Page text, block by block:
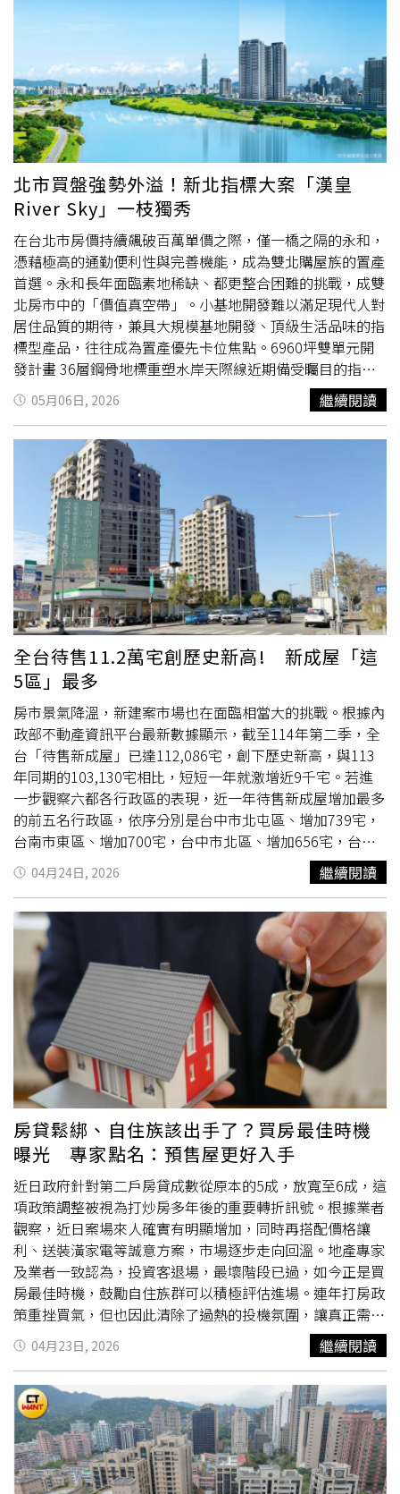
優勢明顯。此次營造工程由華熊營造承攬，華熊營造董事長
新屋忠彥表示，將以打造地標建築的精神，為南京東路塑造
具代表性的城市門面。他也指出，華熊在台代表作包括新光
摩天大樓、台北101及陶朱隱園，具備豐富高樓與鋼構施工
經驗。在建築規劃方面，「睿泰曜」採SRC與SC鋼骨結構，
並結合CFT柱內灌漿工法，強化耐震性能。未來完工後，中
高樓層可望遠眺信義計畫區，與台北101形成景觀軸線。
「睿泰曜」基地面積約298坪，規劃地上21層建築，總戶數
121戶，產品為1至3房、21至51坪，預計今年9月動工、
2030年上半年完工。根據實價登錄顯示，近一年平均單價
約每坪157.23萬元，最高成交單價達171.58萬元，創下南京
三民站周邊新高。負責銷售的聯碩地產專案經理何悅生表
示，該案自去年12月5日潛銷以來，銷售率已接近5成，購
屋族群以松山在地客為主，並吸引大安、信義區換屋族，以
及科技業、自營商與資產族群進場。何悅生分析，近一年台
股大漲逾2萬點、漲幅接近倍增，帶動部分投資人獲利了
結，轉向具保值特性的房地產市場。相較股市波動，房產具
備較低風險與抗跌特性，加上政策環境趨於友善，帶動資金
回流房市。
北市買盤強勢外溢！新北指標大案「漢皇
River Sky」一枝獨秀
在台北市房價持續飆破百萬單價之際，僅一橋之隔的永和，
憑藉極高的通勤便利性與完善機能，成為雙北購屋族的置產
首選。永和長年面臨素地稀缺、都更整合困難的挑戰，成雙
北房市中的「價值真空帶」。小基地開發難以滿足現代人對
居住品質的期待，兼具大規模基地開發、頂級生活品味的指
標型產品，往往成為置產優先卡位焦點。6960坪雙單元開
發計畫 36層鋼骨地標重塑水岸天際線近期備受矚目的指標
公辦都更案-大陳地區睽違五年，迎來全新預售個案「漢皇
River Sky」，相較永和過往新案多為百坪至數百坪的小基地
開發，該案以大基地整體開發、百米水岸景觀等優勢，重新
梳理城市街廓，不僅翻轉既有老舊市容，更以36層SRC鋼骨
地標建築群，重塑區域天際線，成為少數具備「城市再造規
模」的代表性鉅作。北市買盤強勢外溢！新北指標大案「漢
皇River Sky」一枝獨秀。（圖片提供／漢皇）在地與置產買
盤雙重支撐 首期開出紅盤市場觀察指出，永和長年累積穩
定且強勁的在地買盤，隨著政策面逐步鬆綁第二屋貸款條
件，資產型買盤回流跡象明顯，加上捷運頂溪站既有優勢，
以及未來萬大線串聯，形成雙捷運生活圈，讓區域具備高度
自住支撐力。尤其在台北市人口持續外溢的趨勢下，「一橋
之隔」的通勤便利性，使永和成為兼具生活機能與價格優勢
的首選區域。該案因地點、生活機能、交通便利與永和稀有
大基地開發，讓該案短時間銷售亮眼，反映市場熱度。在近
期房市回溫的氛圍中，展現出強大的市場吸力，獲得北市外
溢買盤與永和在地換屋族高度認同，成為近期強勢開出紅盤
的指標建案。北市買盤強勢外溢！新北指標大案「漢皇
River Sky」一枝獨秀。（圖片提供／漢皇）永和罕見私人泳
池 百米綠化景觀花園在產品規劃層面，「漢皇River Sky」
以僅 31.97% 的低公設比拉開市場差異，將極致坪效實質回
饋於室內私領域。更難得的是，低公設比並未妥協生活品
質，該案依舊規劃了豐富多樣的頂級休閒設施。除了打造永
和罕見的專屬私人花園泳池，針對未面河的戶別，建案也精
心佈局了百米尺度的綠化景觀軸線，讓綠意得以完美延伸至
日常起居。在擁擠的高密度城市紋理中，不僅兼顧了超高性
價比與多元娛樂機能，更為住戶形塑出難得的舒適尺度與頂
級度假氛圍，成為吸引層峰客群果斷入主的關鍵亮點。與綠
寶石河濱公園為鄰 坐擁永和奢華的自然後花園鄰近7萬坪的
綠寶石河濱公園，擁有無價的遼闊綠意不僅是都市之肺，更
宛如住戶專屬的大型自然後花園。無論是清晨在完善的水岸
自行車道迎風騎行，傍晚漫步於綠堤欣賞新店溪畔的夕陽波
光，或是週末帶著家人與毛小孩在寬闊的草皮與運動場域盡
情放電，都在高密度的雙北都會中，完美實現了「離塵不離
城」的頂級水岸生活藍圖。內外皆綠意、推窗即水岸的珍稀
條件，讓這裡不僅是一座保值地標，更是真正能讓身心靈皆
深呼吸的都會綠洲。「漢皇River Sky」企劃行銷-海悅國際
開發股份有限公司詳細資訊：https://go.hiyes.tw/8zhcxw
05月06日, 2026 繼續閱讀
全台待售11.2萬宅創歷史新高! 新成屋「這
5區」最多
房市景氣降溫，新建案市場也在面臨相當大的挑戰。根據內
政部不動產資訊平台最新數據顯示，截至114年第二季，全
台「待售新成屋」已達112,086宅，創下歷史新高，與113
年同期的103,130宅相比，短短一年就激增近9千宅。若進
一步觀察六都各行政區的表現，近一年待售新成屋增加最多
的前五名行政區，依序分別是台中市北屯區、增加739宅，
台南市東區、增加700宅，台中市北區、增加656宅，台中
市梧棲區、增加595宅，桃園市八德區、增加586宅。光是
這五大行政區的合計增量就高達3,276宅、占全台新增待售
新成屋的37%，顯見以上區域新建案的去化壓力已逐漸浮
現。中信房屋研展室副理莊思敏指出，全台待售新成屋數量
攀升至歷史新高，主要可追溯至前幾年房市景氣熱絡時，建
商大量獵地推案所致，尤其以上待售新成屋增量最多的前五
名行政區，憑藉重劃區建設與利多話題，更是成為各大建商
競相布局的必爭之地。如今，這些新建案陸續完工並進入交
屋階段，市場供給量也同步放大。然而，自113年下半年以
來，央行祭出史上最嚴的第七波房市信用管制政策，加上銀
行房貸放款趨嚴，使整體資金環境收緊，購屋民眾轉趨觀
望。在供給量大幅增加、去化速度卻相對放緩的情況下，市
場上的待售新成屋數量自然持續堆疊。北屯區為六都中待售
新成屋增加最多的行政區，對此，中信房屋北屯崇德加盟店
店長王曉婷指出，北屯區擁有捷運綠線、洲際棒球場、漢神
洲際購物中心、水湳經貿園區、台中巨蛋等重大建設利多，
加上重劃區規劃完整，一直都是備受建商和購屋民眾關注的
房市熱區。雖然短期內受交屋潮與景氣環境影響，去化壓力
有所增加，但從長遠來看，北屯具備強勁的人口紅利與建設
題材支撐，整體發展前景仍然相當看好。針對當前市場環
境，莊思敏提醒，目前房市正值盤整階段，民眾的購屋決策
應以實際居住需求為主要考量，避免因市場話題而衝動入
市。同時，鑒於目前新建案房價仍落在歷史高檔，民眾進場
前更要審慎評估自身的財務實力，切莫盲目追價或過度操作
槓桿，以降低未來市場波動可能帶來的風險。對於首購族或
換屋族 而言，中古屋亦是不錯的選擇。多數中古屋位於機能
成熟、抗跌性較佳的生活圈，再加上不少屋主取得成本相對
較低，議價空間更具彈性，購屋者也較有機會以合理價格入
手心儀物件。近一年六都待售新成屋增加最多的前五名行政
區（單位：宅）。（圖／中信房屋提供）還在等崩盤？ 買
04月24日, 2026 繼續閱讀
房貸鬆綁、自住族該出手了？買房最佳時機
曝光 專家點名：預售屋更好入手
近日政府針對第二戶房貸成數從原本的5成，放寬至6成，這
項政策調整被視為打炒房多年後的重要轉折訊號。根據業者
觀察，近日案場來人確實有明顯增加，同時再搭配價格讓
利、送裝潢家電等誠意方案，市場逐步走向回溫。地產專家
及業者一致認為，投資客退場，最壞階段已過，如今正是買
房最佳時機，鼓勵自住族群可以積極評估進場。連年打房政
策重挫買氣，但也因此清除了過熱的投機氛圍，讓真正需要
住房的家庭重拾信心。不過過去一年半，
換屋族卻在限貸令
第二戶貸款僅5成的包袱下，始終催不起剛性需求的買氣。
海沃創意行銷總經理林睿豪指出，這次第二戶放寬，是政府
第七波信用管制以來首次鬆綁動作，顯示官方態度轉向「鬆
綁或持平」，不再進一步收緊。他強調，去年底市場「慘不
忍睹」，來客稀少，但今年天氣回暖加上政策利多，賞屋人
潮明顯回升，已有數個案場銷售表現優異。回顧過去一年
半，不只國內房市政策影響，外部環境還有關稅、地緣政
04月23日, 2026 繼續閱讀